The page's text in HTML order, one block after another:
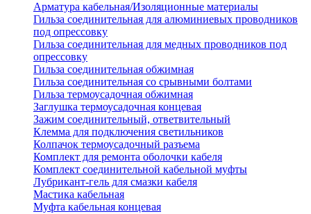
Арматура кабельная/Изоляционные материалы
Гильза соединительная для алюминиевых проводников
под опрессовку
Гильза соединительная для медных проводников под
опрессовку
Гильза соединительная обжимная
Гильза соединительная со срывными болтами
Гильза термоусадочная обжимная
Заглушка термоусадочная концевая
Зажим соединительный, ответвительный
Клемма для подключения светильников
Колпачок термоусадочный разъема
Комплект для ремонта оболочки кабеля
Комплект соединительной кабельной муфты
Лубрикант-гель для смазки кабеля
Мастика кабельная
Муфта кабельная концевая